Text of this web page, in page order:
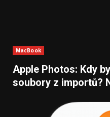
MacBook
Apple Photos: Kdy
soubory z importů?